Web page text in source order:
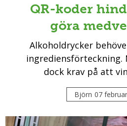
QR-koder
göra
Alkoholdrycker
ingrediensförteckning.
dock krav på att
Björn 07